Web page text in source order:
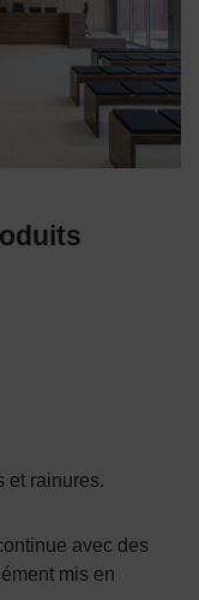
et rainures.
avec des
mis en